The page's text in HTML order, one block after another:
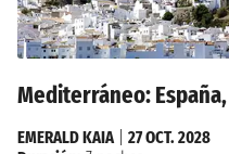
Mediterráneo:
EMERALD KAIA| 27 OCT. 2028